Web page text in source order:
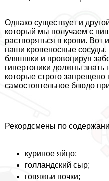
Однако существует и
который мы получаем с
растворяться в крови. Вот
наши кровеносные сосуды,
бляшшки и провоцируя
гипертоники должны знать
которые строго запрещено
самостоятельное блюдо
Рекордсмены по
куриное яйцо;
голландский сыр;
говяжьи почки;